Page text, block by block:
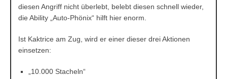
diesen Angriff nicht überlebt, belebt diesen schnell wieder,
die Ability „Auto-Phönix“ hilft hier enorm.
Ist Kaktrice am Zug, wird er einer dieser drei Aktionen
einsetzen:
„10.000 Stacheln“